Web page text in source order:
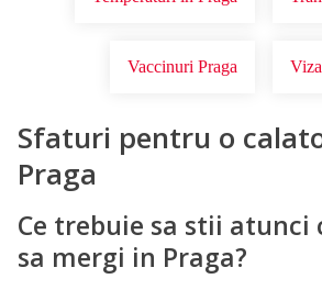
Vaccinuri Praga
Sfaturi pentru o
Praga
Ce trebuie sa stii atunci
sa mergi in Praga?